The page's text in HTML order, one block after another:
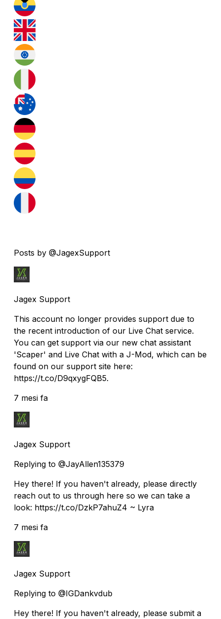
Posts by @JagexSupport
Jagex Support
This account no longer provides support due to
the recent introduction of our Live Chat service.
You can get support via our new chat assistant
'Scaper' and Live Chat with a J-Mod, which can be
found on our support site here:
https://t.co/D9qxygFQB5.
7 mesi fa
Jagex Support
Replying to @JayAllen135379
Hey there! If you haven't already, please directly
reach out to us through here so we can take a
look: https://t.co/DzkP7ahuZ4 ~ Lyra
7 mesi fa
Jagex Support
Replying to @IGDankvdub
Hey there! If you haven't already, please submit a